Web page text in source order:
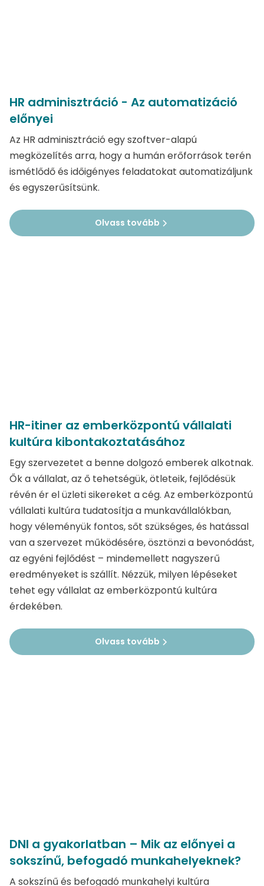
HR adminisztráció - Az automatizáció
előnyei
Az HR adminisztráció egy szoftver-alapú
megközelítés arra, hogy a humán erőforrások terén
ismétlődő és időigényes feladatokat automatizáljunk
és egyszerűsítsünk.
Olvass tovább
HR-itiner az emberközpontú vállalati
kultúra kibontakoztatásához
Egy szervezetet a benne dolgozó emberek alkotnak.
Ők a vállalat, az ő tehetségük, ötleteik, fejlődésük
révén ér el üzleti sikereket a cég. Az emberközpontú
vállalati kultúra tudatosítja a munkavállalókban,
hogy véleményük fontos, sőt szükséges, és hatással
van a szervezet működésére, ösztönzi a bevonódást,
az egyéni fejlődést – mindemellett nagyszerű
eredményeket is szállít. Nézzük, milyen lépéseket
tehet egy vállalat az emberközpontú kultúra
érdekében.
Olvass tovább
DNI a gyakorlatban – Mik az előnyei a
sokszínű, befogadó munkahelyeknek?
A sokszínű és befogadó munkahelyi kultúra